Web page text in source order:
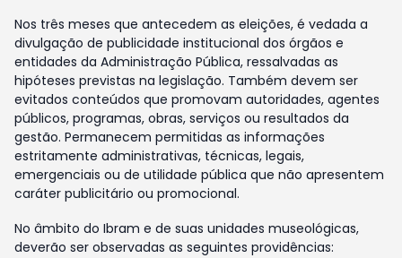
Nos três meses que antecedem as eleições, é vedada a
divulgação de publicidade institucional dos órgãos e
entidades da Administração Pública, ressalvadas as
hipóteses previstas na legislação. Também devem ser
evitados conteúdos que promovam autoridades, agentes
públicos, programas, obras, serviços ou resultados da
gestão. Permanecem permitidas as informações
estritamente administrativas, técnicas, legais,
emergenciais ou de utilidade pública que não apresentem
caráter publicitário ou promocional.
No âmbito do Ibram e de suas unidades museológicas,
deverão ser observadas as seguintes providências: